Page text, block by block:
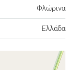
Φλώρινα
Ελλάδα